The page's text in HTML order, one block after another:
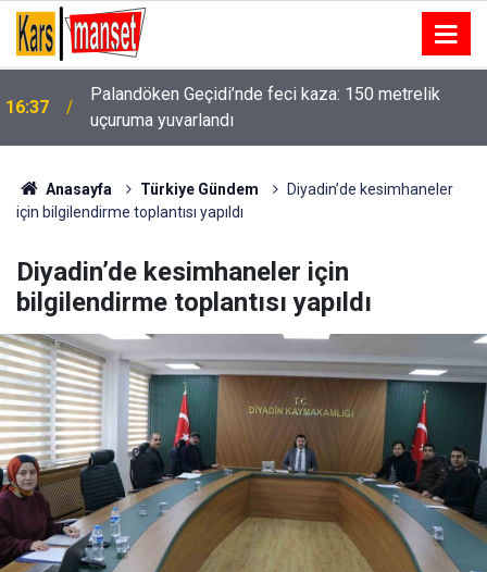
16:37
Palandöken Geçidi’nde feci kaza: 150 metrelik
uçuruma yuvarlandı
16:36
Ağrı’da 2026-2027 eğitim öğretim yılı hazırlıkları
sürüyor
Anasayfa Türkiye Gündem
Diyadin’de kesimhaneler
için bilgilendirme toplantısı yapıldı
Diyadin’de kesimhaneler için
bilgilendirme toplantısı yapıldı